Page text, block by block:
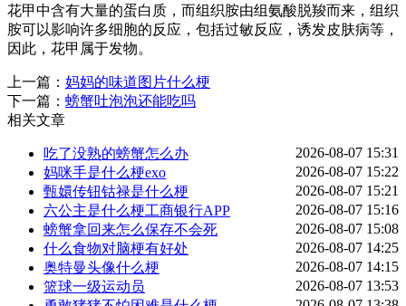
花甲中含有大量的蛋白质，而组织胺由组氨酸脱羧而来，组织
胺可以影响许多细胞的反应，包括过敏反应，诱发皮肤病等，
因此，花甲属于发物。
上一篇： 妈妈的味道图片什么梗
下一篇： 螃蟹吐泡泡还能吃吗
相关文章
吃了没熟的螃蟹怎么办
2026-08-07 15:31
妈咪手是什么梗exo
2026-08-07 15:22
甄嬛传钮钴禄是什么梗
2026-08-07 15:21
六公主是什么梗工商银行APP
2026-08-07 15:16
螃蟹拿回来怎么保存不会死
2026-08-07 15:08
什么食物对脑梗有好处
2026-08-07 14:25
奥特曼头像什么梗
2026-08-07 14:15
篮球一级运动员
2026-08-07 13:53